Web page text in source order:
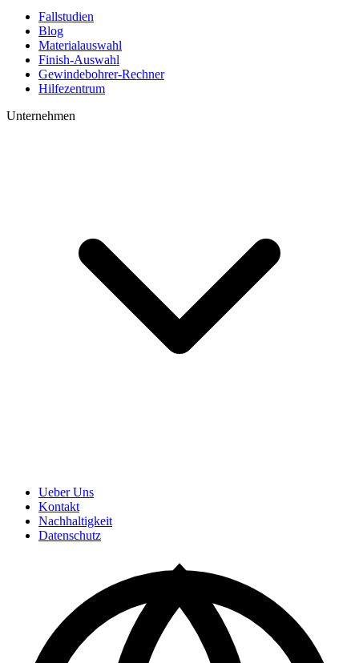
Fallstudien
Blog
Materialauswahl
Finish-Auswahl
Gewindebohrer-Rechner
Hilfezentrum
Unternehmen
Ueber Uns
Kontakt
Nachhaltigkeit
Datenschutz